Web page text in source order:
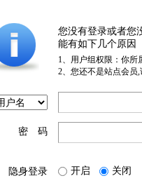
您没有登录或者您
能有如下几个原因
1、用户组权限：你所
2、您还不是站点会员
密 码
隐身登录 开启 关闭